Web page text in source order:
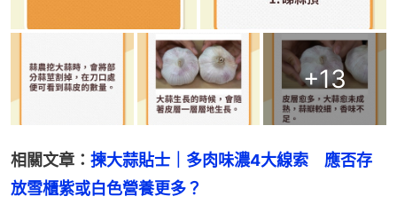
+13
相關文章： 揀大蒜貼士｜多肉味濃4大線索　應否存
放雪櫃紫或白色營養更多？